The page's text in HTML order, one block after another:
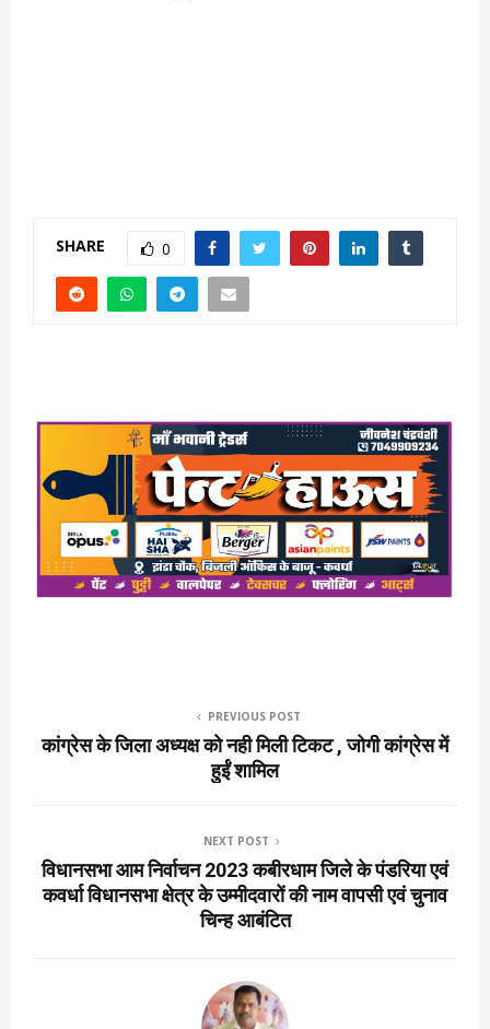
SHARE 0
PREVIOUS POST
कांग्रेस के जिला अध्यक्ष को नही मिली टिकट , जोगी कांग्रेस में
हुईं शामिल
NEXT POST
विधानसभा आम निर्वाचन 2023 कबीरधाम जिले के पंडरिया एवं
कवर्धा विधानसभा क्षेत्र के उम्मीदवारों की नाम वापसी एवं चुनाव
चिन्ह आबंटित